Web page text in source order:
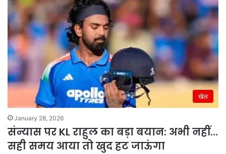
खेल
January 28, 2026
संन्यास पर KL राहुल का बड़ा बयान: अभी नहीं…
सही समय आया तो खुद हट जाऊंगा